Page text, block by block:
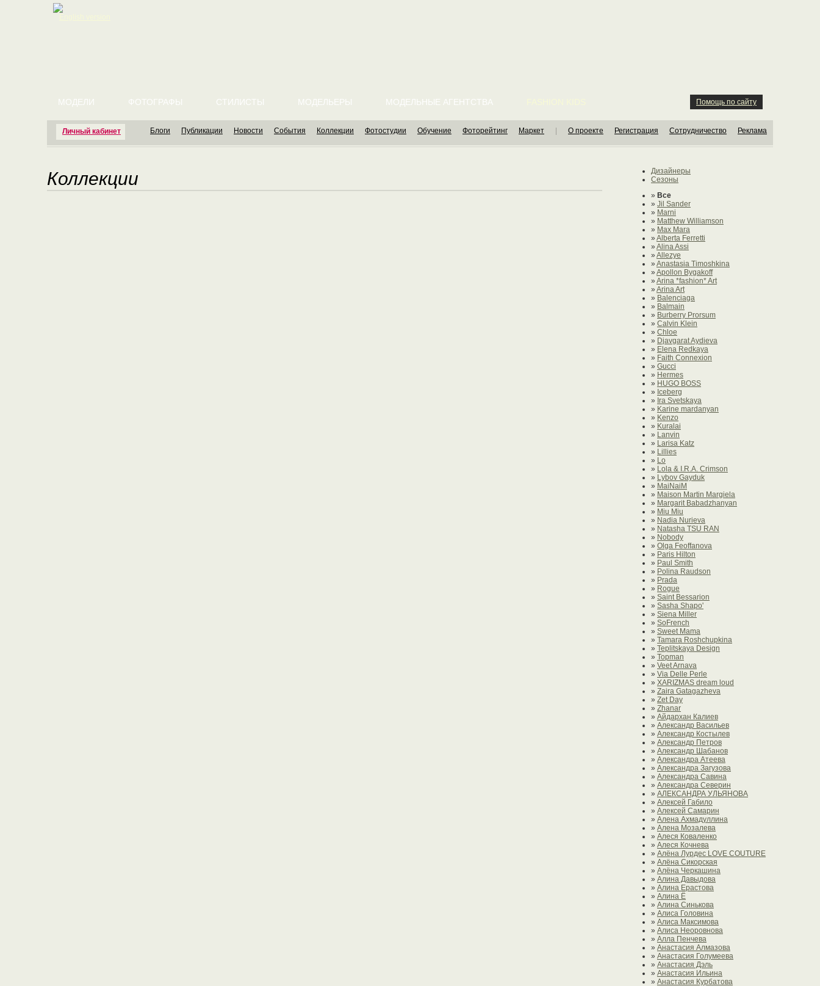
Личный кабинет
МОДЕЛИ ФОТОГРАФЫ СТИЛИСТЫ МОДЕЛЬЕРЫ МОДЕЛЬНЫЕ АГЕНТСТВА Помощь по сайту
Блоги Публикации Новости События Коллекции Фотостудии Обучение Фоторейтинг Маркет О проекте Регистрация Сотрудничество Реклама
Коллекции
Дизайнеры
Сезоны
» Все
» Jil Sander
» Marni
» Matthew Williamson
» Max Mara
» Alberta Ferretti
» Alina Assi
» Allezye
» Anastasia Timoshkina
» Apollon Bygakoff
» Arina *fashion* Art
» Arina Art
» Balenciaga
» Balmain
» Burberry Prorsum
» Calvin Klein
» Chloe
» Djavgarat Aydieva
» Elena Redkaya
» Faith Connexion
» Gucci
» Hermes
» HUGO BOSS
» Iceberg
» Ira Svetskaya
» Karine mardanyan
» Kenzo
» Kuralai
» Lanvin
» Larisa Katz
» Lillies
» Lo
» Lola & I.R.A. Crimson
» Lybov Gayduk
» MaiNaiM
» Maison Martin Margiela
» Margarit Babadzhanyan
» Miu Miu
» Nadia Nurieva
» Natasha TSU RAN
» Nobody
» Olga Feoffanova
» Paris Hilton
» Paul Smith
» Polina Raudson
» Prada
» Rogue
» Saint Bessarion
» Sasha Shapo'
» Siena Miller
» SoFrench
» Sweet Mama
» Tamara Roshchupkina
» Teplitskaya Design
» Topman
» Veet Arnava
» Via Delle Perle
» XARIZMAS dream loud
» Zaira Gatagazheva
» Zet Day
» Zhanar
» Айдархан Калиев
» Александр Васильев
» Александр Костылев
» Александр Петров
» Александр Шабанов
» Александра Атеева
» Александра Загузова
» Александра Савина
» Александра Северин
» АЛЕКСАНДРА УЛЬЯНОВА
» Алексей Габило
» Алексей Самарин
» Алена Ахмадуллина
» Алена Мозалева
» Алеся Коваленко
» Алеся Кочнева
» Алёна Лурдес LOVE COUTURE
» Алёна Сикорская
» Алёна Черкашина
» Алина Давыдова
» Алина Ерастова
» Алина Ё
» Алина Синькова
» Алиса Головина
» Алиса Максимова
» Алиса Неоровнова
» Алла Пенчева
» Анастасия Алмазова
» Анастасия Голумеева
» Анастасия Дэль
» Анастасия Ильина
» Анастасия Курбатова